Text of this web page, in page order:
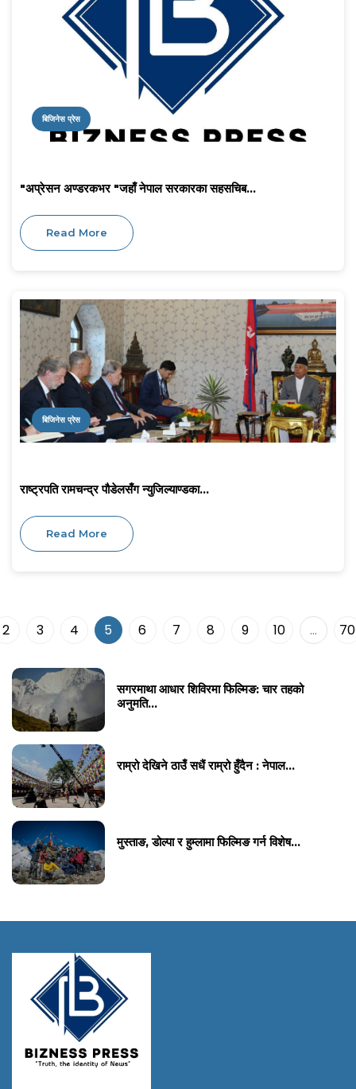
बिजिनेस प्रेस
"अप्रेसन अण्डरकभर "जहाँ नेपाल सरकारका सहसचिब...
Read More
बिजिनेस प्रेस
राष्ट्रपति रामचन्द्र पौडेलसँग न्युजिल्याण्डका...
Read More
2 3 4 5 6 7 8 9 10 ... 70
सगरमाथा आधार शिविरमा फिल्मिङ: चार तहको
अनुमति...
राम्रो देखिने ठाउँ सधैं राम्रो हुँदैन : नेपाल...
मुस्ताङ, डोल्पा र हुम्लामा फिल्मिङ गर्न विशेष...